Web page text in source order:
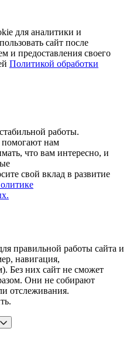
для аналитики и
сайт после
и предоставления своего
Политикой обработки
работы.
помогают нам
что вам интересно, и
свой вклад в развитие
правильной работы сайта и
навигация,
Без них сайт не сможет
Они не собирают
отслеживания.